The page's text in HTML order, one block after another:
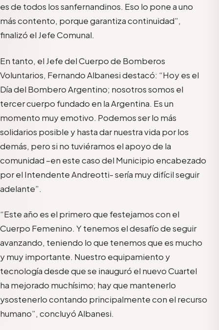
es de todos los sanfernandinos. Eso lo pone a uno
más contento, porque garantiza continuidad”,
finalizó el Jefe Comunal.
En tanto, el Jefe del Cuerpode Bomberos
Voluntarios, FernandoAlbanesidestacó: “Hoy es el
Día del Bombero Argentino; nosotros somos el
tercer cuerpo fundado en la Argentina. Es un
momento muy emotivo. Podemos ser lo más
solidarios posible y hasta dar nuestra vida por los
demás, perosi no tuviéramos el apoyo de la
comunidad –en este caso del Municipio encabezado
por el Intendente Andreotti-sería muy difícil seguir
adelante”.
“Este año es el primero que festejamos con el
Cuerpo Femenino. Y tenemos el desafío de seguir
avanzando, teniendo lo que tenemos que es mucho
y muy importante. Nuestro equipamiento y
tecnología desdeque se inauguró el nuevoCuartel
ha mejorado muchísimo; hay que mantenerlo
ysostenerlocontando principalmentecon el recurso
humano”, concluyóAlbanesi.